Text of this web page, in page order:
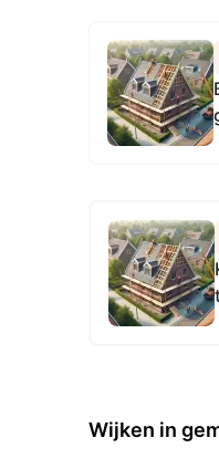
Wijken in